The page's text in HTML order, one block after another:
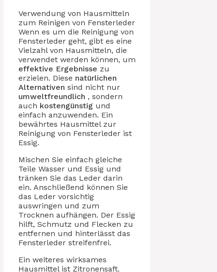
Verwendung von Hausmitteln
zum Reinigen von Fensterleder
Wenn es um die Reinigung von
Fensterleder geht, gibt es eine
Vielzahl von Hausmitteln, die
verwendet werden können, um
effektive Ergebnisse zu
erzielen. Diese natürlichen
Alternativen sind nicht nur
umweltfreundlich , sondern
auch kostengünstig und
einfach anzuwenden. Ein
bewährtes Hausmittel zur
Reinigung von Fensterleder ist
Essig.
Mischen Sie einfach gleiche
Teile Wasser und Essig und
tränken Sie das Leder darin
ein. Anschließend können Sie
das Leder vorsichtig
auswringen und zum
Trocknen aufhängen. Der Essig
hilft, Schmutz und Flecken zu
entfernen und hinterlässt das
Fensterleder streifenfrei.
Ein weiteres wirksames
Hausmittel ist Zitronensaft.